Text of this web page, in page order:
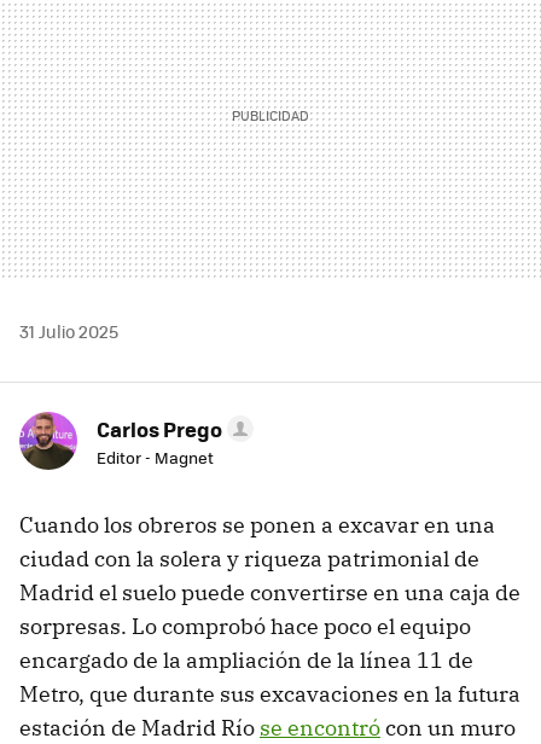
31 Julio 2025
Carlos Prego
Editor - Magnet
Cuando los obreros se ponen a excavar en una
ciudad con la solera y riqueza patrimonial de
Madrid el suelo puede convertirse en una caja de
sorpresas. Lo comprobó hace poco el equipo
encargado de la ampliación de la línea 11 de
Metro, que durante sus excavaciones en la futura
estación de Madrid Río se encontrócon un muro